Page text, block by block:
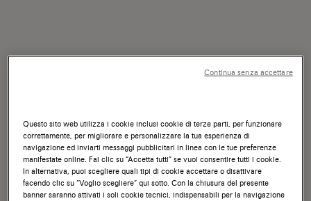
Questo sito web utilizza i cookie inclusi cookie di terze parti, per funzionare
correttamente, per migliorare e personalizzare la tua esperienza di
navigazione ed inviarti messaggi pubblicitari in linea con le tue preferenze
manifestate online. Fai clic su “Accetta tutti” se vuoi consentire tutti i cookie.
In alternativa, puoi scegliere quali tipi di cookie accettare o disattivare
facendo clic su “Voglio scegliere” qui sotto. Con la chiusura del presente
banner saranno attivati i soli cookie tecnici, indispensabili per la navigazione
Continua senza accettare